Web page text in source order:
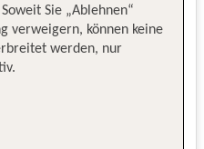
Sie „Ablehnen“
verweigern, können keine
werden, nur